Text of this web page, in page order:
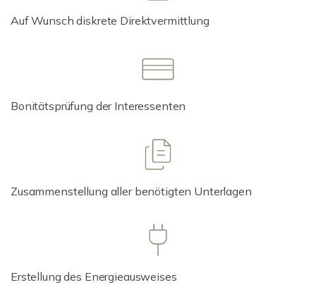
Auf Wunsch diskrete Direktvermittlung
Bonitätsprüfung der Interessenten
Zusammenstellung aller benötigten Unterlagen
Erstellung des Energieausweises